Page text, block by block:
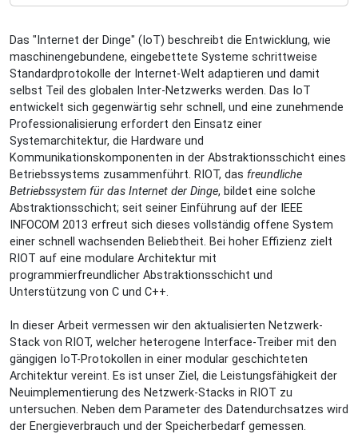
Peter
Kietzmann:
Messung
des
RIOT
Netzwerk-
Stacks
2015-
09-
21T16:00:00+02:00
2015-
09-
21T17:00:00+02:00
Leistungsmessung
eines
modularen
Stacks
für
das
IoT-
Betriebssystem
RIOT
Das "Internet der Dinge" (IoT) beschreibt die Entwicklung, wie
maschinengebundene, eingebettete Systeme schrittweise
Standardprotokolle der Internet-Welt adaptieren und damit
selbst Teil des globalen Inter-Netzwerks werden. Das IoT
entwickelt sich gegenwärtig sehr schnell, und eine zunehmende
Professionalisierung erfordert den Einsatz einer
Systemarchitektur, die Hardware und
Kommunikationskomponenten in der Abstraktionsschicht eines
Betriebssystems zusammenführt. RIOT, das freundliche
Betriebssystem für das Internet der Dinge, bildet eine solche
Abstraktionsschicht; seit seiner Einführung auf der IEEE
INFOCOM 2013 erfreut sich dieses vollständig offene System
einer schnell wachsenden Beliebtheit. Bei hoher Effizienz zielt
RIOT auf eine modulare Architektur mit
programmierfreundlicher Abstraktionsschicht und
Unterstützung von C und C++.
In dieser Arbeit vermessen wir den aktualisierten Netzwerk-
Stack von RIOT, welcher heterogene Interface-Treiber mit den
gängigen IoT-Protokollen in einer modular geschichteten
Architektur vereint. Es ist unser Ziel, die Leistungsfähigkeit der
Neuimplementierung des Netzwerk-Stacks in RIOT zu
untersuchen. Neben dem Parameter des Datendurchsatzes wird
der Energieverbrauch und der Speicherbedarf gemessen.